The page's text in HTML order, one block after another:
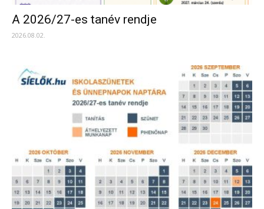
A 2026/27-es tanév rendje
2026.08.02.